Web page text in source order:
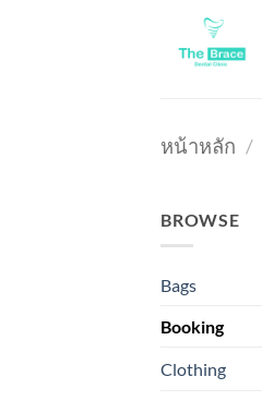
หน้าหลัก /
BROWSE
Bags
Booking
Clothing